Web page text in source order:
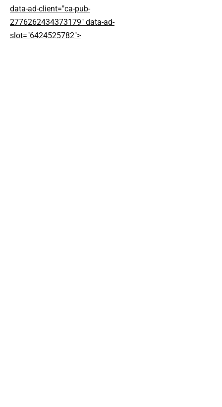
data-ad-client="ca-pub-
2776262434373179" data-ad-
slot="6424525782">